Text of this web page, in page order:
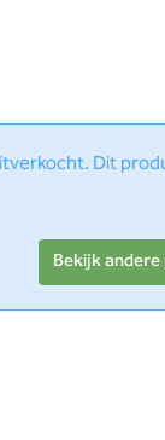
Dit
Bekijk